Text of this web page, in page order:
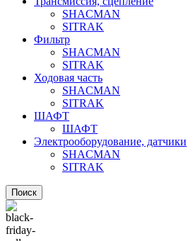
SHACMAN
SITRAK
Фильтр
SHACMAN
SITRAK
Ходовая часть
SHACMAN
SITRAK
ШАФТ
ШАФТ
Электрооборудование, датчики
SHACMAN
SITRAK
Поиск